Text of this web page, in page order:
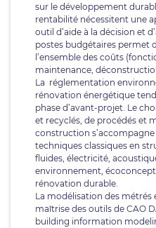
sur le développement
rentabilité nécessitent une
outil d’aide à la décision et
postes budgétaires permet
l’ensemble des coûts
maintenance,
La réglementation
rénovation énergétique
phase d’avant-projet. Le
et recyclés, de procédés et
construction
techniques classiques en
fluides, électricité,
environnement,
rénovation durable.
La modélisation des
maîtrise des outils de CAO
building information